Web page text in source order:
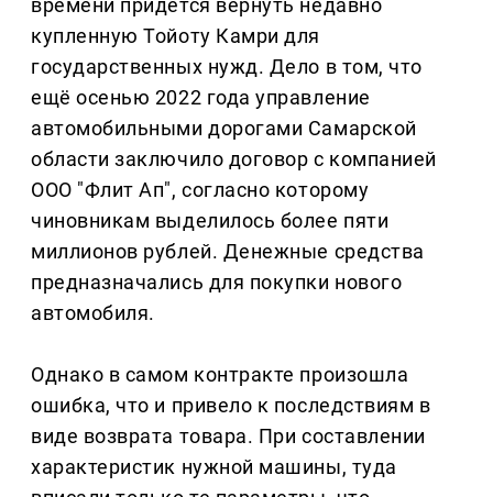
времени придётся вернуть недавно
купленную Тойоту Камри для
государственных нужд. Дело в том, что
ещё осенью 2022 года управление
автомобильными дорогами Самарской
области заключило договор с компанией
ООО "Флит Ап", согласно которому
чиновникам выделилось более пяти
миллионов рублей. Денежные средства
предназначались для покупки нового
автомобиля.
Однако в самом контракте произошла
ошибка, что и привело к последствиям в
виде возврата товара. При составлении
характеристик нужной машины, туда